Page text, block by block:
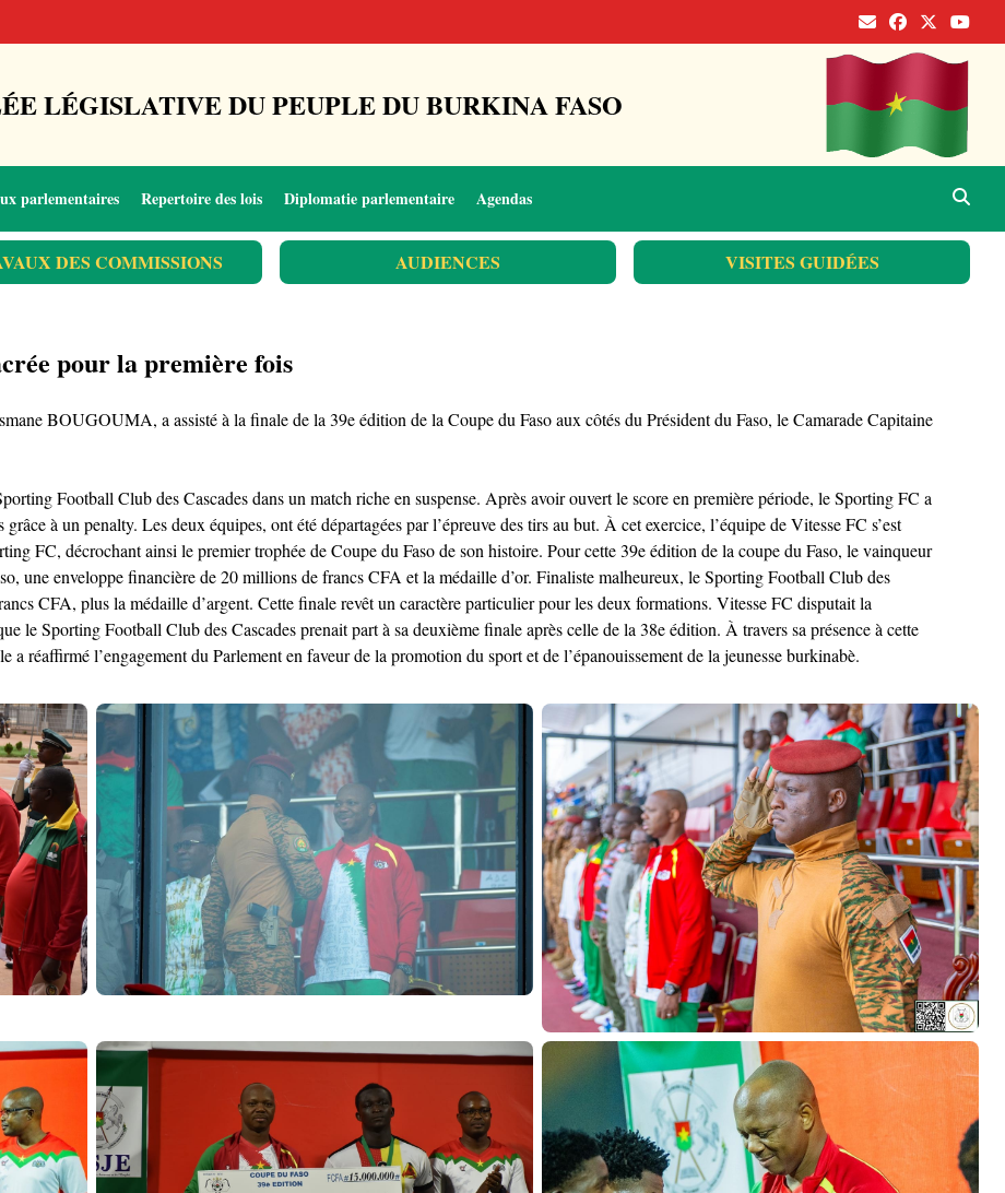
LÉGISLATIVE DU PEUPLE DU BURKINA FASO
parlementaires Repertoire des lois Diplomatie parlementaire Agendas
DES COMMISSIONS AUDIENCES VISITES GUIDÉES
pour la première fois
BOUGOUMA, a assisté à la finale de la 39e édition de la Coupe du Faso aux côtés du Président du Faso, le Camarade Capitaine
Football Club des Cascades dans un match riche en suspense. Après avoir ouvert le score en première période, le Sporting FC a
à un penalty. Les deux équipes, ont été départagées par l’épreuve des tirs au but. À cet exercice, l’équipe de Vitesse FC s’est
FC, décrochant ainsi le premier trophée de Coupe du Faso de son histoire. Pour cette 39e édition de la coupe du Faso, le vainqueur
une enveloppe financière de 20 millions de francs CFA et la médaille d’or. Finaliste malheureux, le Sporting Football Club des
CFA, plus la médaille d’argent. Cette finale revêt un caractère particulier pour les deux formations. Vitesse FC disputait la
le Sporting Football Club des Cascades prenait part à sa deuxième finale après celle de la 38e édition. À travers sa présence à cette
a réaffirmé l’engagement du Parlement en faveur de la promotion du sport et de l’épanouissement de la jeunesse burkinabè.